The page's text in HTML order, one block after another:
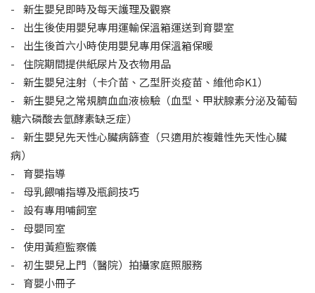
- 新生嬰兒即時及每天護理及觀察
- 出生後使用嬰兒專用運輸保溫箱運送到育嬰室
- 出生後首六小時使用嬰兒專用保溫箱保暖
- 住院期間提供紙尿片及衣物用品
- 新生嬰兒注射（卡介苗、乙型肝炎疫苗、維他命K1）
- 新生嬰兒之常規臍血血液檢驗（血型、甲狀腺素分泌及葡萄
糖六磷酸去氫酵素缺乏症）
- 新生嬰兒先天性心臟病篩查（只適用於複雜性先天性心臟
病）
- 育嬰指導
- 母乳餵哺指導及瓶飼技巧
- 設有專用哺飼室
- 母嬰同室
- 使用黃疸監察儀
- 初生嬰兒上門（醫院）拍攝家庭照服務
- 育嬰小冊子